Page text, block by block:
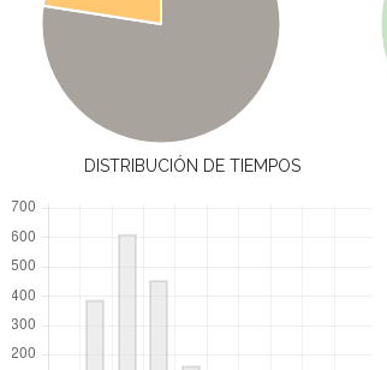
DISTRIBUCIÓN DE TIEMPOS